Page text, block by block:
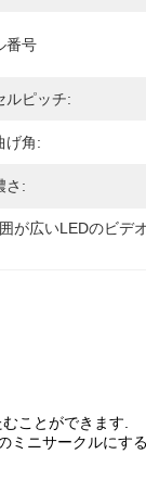
番号
ルピッチ:
げ角:
さ:
が広いLEDのビデ
ことができます.
ニサークルにす